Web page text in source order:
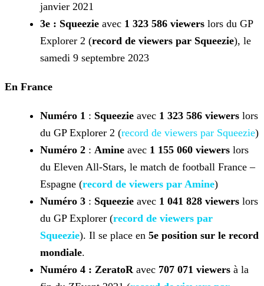
janvier 2021
3e : Squeezie avec 1 323 586 viewers lors du GP
Explorer 2 (record de viewers par Squeezie), le
samedi 9 septembre 2023
En France
Numéro 1 : Squeezie avec 1 323 586 viewers lors
du GP Explorer 2 (record de viewers par Squeezie)
Numéro 2 : Amine avec 1 155 060 viewers lors
du Eleven All-Stars, le match de football France –
Espagne (record de viewers par Amine)
Numéro 3 : Squeezie avec 1 041 828 viewers lors
du GP Explorer (record de viewers par
Squeezie). Il se place en 5e position sur le record
mondiale.
Numéro 4 : ZeratoRavec 707 071 viewers à la